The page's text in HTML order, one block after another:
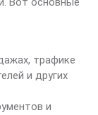
трафике
и других
и